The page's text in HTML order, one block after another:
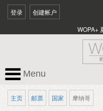
登录 创建帐户
WOPA+
Menu
主页 邮票 国家 摩纳哥